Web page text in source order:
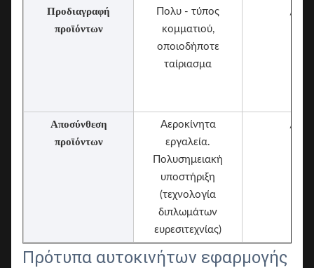
Προδιαγραφή
προϊόντων
Πολυ - τύπος
κομματιού,
οποιοδήποτε
ταίριασμα
/
Αποσύνθεση
προϊόντων
Αεροκίνητα
εργαλεία.
Πολυσημειακή
υποστήριξη
(τεχνολογία
διπλωμάτων
ευρεσιτεχνίας)
/
Πρότυπα αυτοκινήτων εφαρμογής